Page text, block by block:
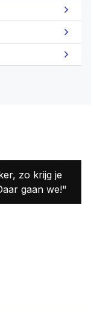
zo krijg je
gaan we!"